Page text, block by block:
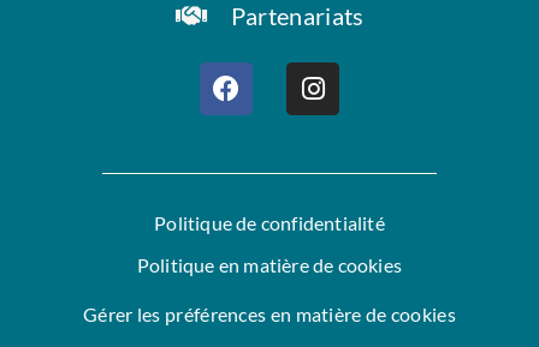
Partenariats
Politique de confidentialité
Politique en matière de cookies
Gérer les préférences en matière de cookies